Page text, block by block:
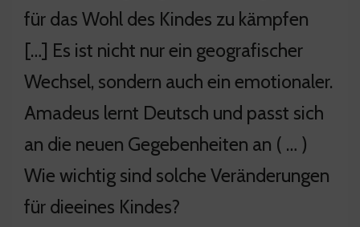
für das Wohl des Kindes zu kämpfen
[…] Es ist nicht nur ein geografischer
Wechsel, sondern auch ein emotionaler.
Amadeus lernt Deutsch und passt sich
an die neuen Gegebenheiten an ( … )
Wie wichtig sind solche Veränderungen
für dieeines Kindes?